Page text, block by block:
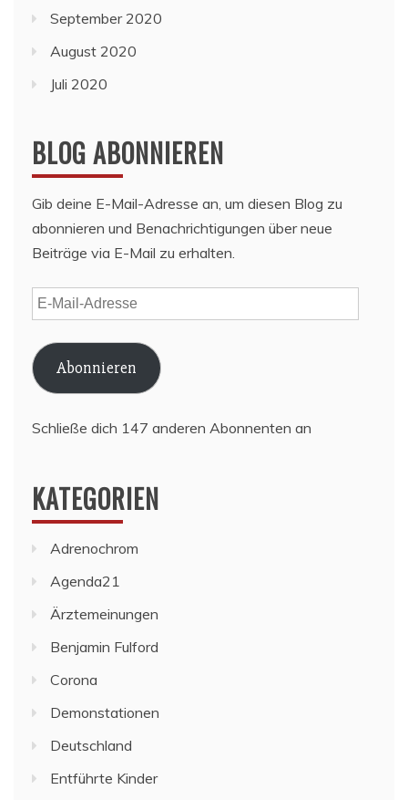
September 2020
August 2020
Juli 2020
BLOG ABONNIEREN
Gib deine E-Mail-Adresse an, um diesen Blog zu
abonnieren und Benachrichtigungen über neue
Beiträge via E-Mail zu erhalten.
E-
Mail-
Adresse
Abonnieren
Schließe dich 147 anderen Abonnenten an
KATEGORIEN
Adrenochrom
Agenda21
Ärztemeinungen
Benjamin Fulford
Corona
Demonstationen
Deutschland
Entführte Kinder